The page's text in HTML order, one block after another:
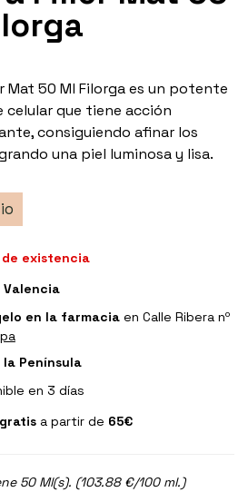
Mat 50 Ml Filorga es un potente
que tiene acción
consiguiendo afinar los
una piel luminosa y lisa.
de existencia
Valencia
en la farmaciaen Calle Ribera nº
la Península
en 3 días
a partir de 65€
50 Ml(s). (103.88 €/100 ml.)